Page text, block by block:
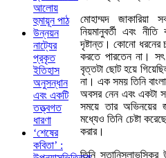
মোহাম্মদ
নিয়মানুবর্তী এবং
দৃষ্টান্ত। কোনো ধরনের
করতে পারতেন না।
বৃত্তটা ছোট হয়ে
না। এক সময় তিনি
অবসর নেন এবং একটা
সময়ে তার অভিনয়ের
মধ্যেও তিনি চেষ্টা
করার।
তিনি
আলোয়
হুমায়ূন পাঠ
উন্নয়ন
নাট্যের
প্রকৃত
ইতিহাস
অনুসন্ধান
এবং একটি
তত্ত্বগত
ধারণা
‘শেষের
কবিতা’ :